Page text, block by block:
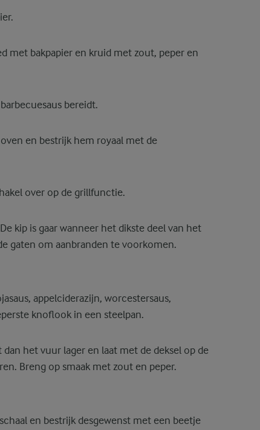
met bakpapier en kruid met zout, peper en
bereidt.
en bestrijk hem royaal met de
over op de grillfunctie.
kip is gaar wanneer het dikste deel van het
gaten om aanbranden te voorkomen.
appelciderazijn, worcestersaus,
knoflook in een steelpan.
het vuur lager en laat met de deksel op de
Breng op smaak met zout en peper.
en bestrijk desgewenst met een beetje